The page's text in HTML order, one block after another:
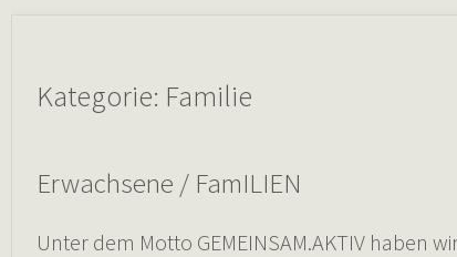
Kategorie: Familie
Erwachsene / FamILIEN
Unter dem Motto GEMEINSAM.AKTIV haben